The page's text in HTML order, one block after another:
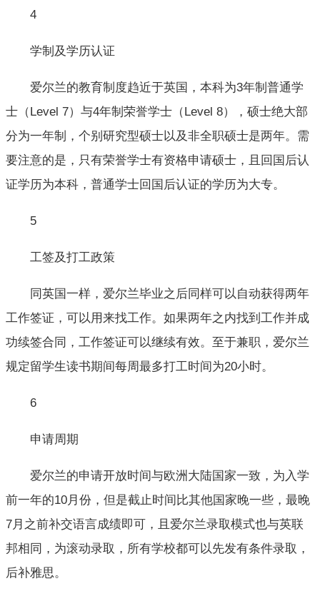
4
学制及学历认证
爱尔兰的教育制度趋近于英国，本科为3年制普通学
士（Level 7）与4年制荣誉学士（Level 8），硕士绝大部
分为一年制，个别研究型硕士以及非全职硕士是两年。需
要注意的是，只有荣誉学士有资格申请硕士，且回国后认
证学历为本科，普通学士回国后认证的学历为大专。
5
工签及打工政策
同英国一样，爱尔兰毕业之后同样可以自动获得两年
工作签证，可以用来找工作。如果两年之内找到工作并成
功续签合同，工作签证可以继续有效。至于兼职，爱尔兰
规定留学生读书期间每周最多打工时间为20小时。
6
申请周期
爱尔兰的申请开放时间与欧洲大陆国家一致，为入学
前一年的10月份，但是截止时间比其他国家晚一些，最晚
7月之前补交语言成绩即可，且爱尔兰录取模式也与英联
邦相同，为滚动录取，所有学校都可以先发有条件录取，
后补雅思。